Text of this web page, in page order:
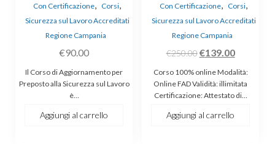
Con Certificazione, Corsi,
Sicurezza sul Lavoro Accreditati
Regione Campania
€90.00
Il Corso di Aggiornamento per
Preposto alla Sicurezza sul Lavoro
è…
Aggiungi al carrello
Con Certificazione, Corsi,
Sicurezza sul Lavoro Accreditati
Regione Campania
€250.00Il
prezzo
originale
era:
€250.00.
€139.00Il
prezzo
attuale
è:
Corso 100% online Modalità:
Online FAD Validità: illimitata
Certificazione: Attestato di…
Aggiungi al carrello